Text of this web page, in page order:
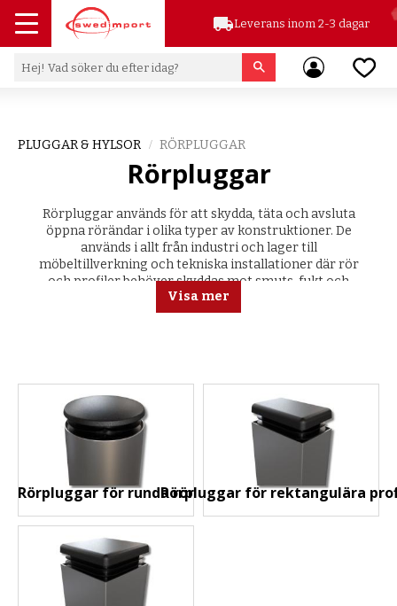
Meny
local_shippingLeverans inom 2-3 dagar
PLUGGAR & HYLSOR RÖRPLUGGAR
Rörpluggar
Rörpluggar används för att skydda, täta och avsluta
öppna rörändar i olika typer av konstruktioner. De
används i allt från industri och lager till
möbeltillverkning och tekniska installationer där rör
och profiler behöver skyddas mot smuts, fukt och
slitage.
Hos oss på Swedimport hittar du rörpluggar för runda
Visa mer
Rörpluggar för runda rörRörpluggar för rektangulära